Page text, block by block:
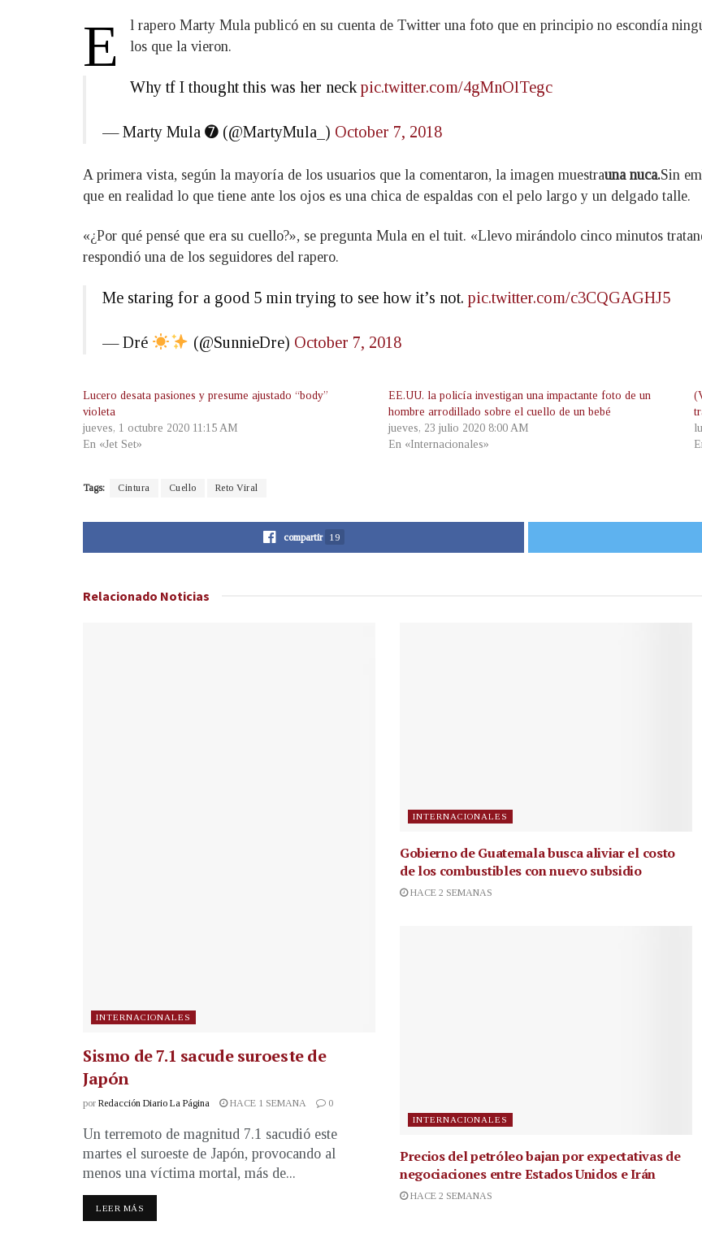
E
l rapero Marty Mula publicó en su cuenta de Twitter una foto que en principio no escondía
los que la vieron.
Why tf I thought this was her neckpic.twitter.com/4gMnOlTegc
— Marty Mula ➐ (@MartyMula_) October 7, 2018
A primera vista, según la mayoría de los usuarios que la comentaron, la imagen muestrauna nuca.Sin
que en realidad lo que tiene ante los ojos es una chica de espaldas con el pelo largo y un delgado talle.
«¿Por qué pensé que era su cuello?», se pregunta Mula en el tuit. «Llevo mirándolo cinco minutos
respondió una de los seguidores del rapero.
Me staring for a good 5 min trying to see how it’s not. pic.twitter.com/c3CQGAGHJ5
— Dré (@SunnieDre) October 7, 2018
Lucero desata pasiones y presume ajustado “body”
violeta
jueves, 1 octubre 2020 11:15 AM
En «Jet Set»
EE.UU. la policía investigan una impactante foto de un
hombre arrodillado sobre el cuello de un bebé
jueves, 23 julio 2020 8:00 AM
En «Internacionales»
Tags: Cintura Cuello Reto Viral
compartir 19
Relacionado Noticias
INTERNACIONALES
Sismo de 7.1 sacude suroeste de
Japón
por Redacción Diario La Página HACE 1 SEMANA 0
Un terremoto de magnitud 7.1 sacudió este
martes el suroeste de Japón, provocando al
menos una víctima mortal, más de...
LEER MÁS
INTERNACIONALES
Gobierno de Guatemala busca aliviar el costo
de los combustibles con nuevo subsidio
HACE 2 SEMANAS
INTERNACIONALES
Precios del petróleo bajan por expectativas de
negociaciones entre Estados Unidos e Irán
HACE 2 SEMANAS